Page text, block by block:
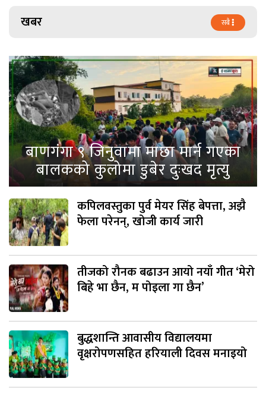
खबर सबै
बाणगंगा ९ जिनुवामा माछा मार्न गएका
बालकको कुलोमा डुबेर दुःखद मृत्यु
कपिलवस्तुका पुर्व मेयर सिंह बेपत्ता, अझै
फेला परेनन्, खोजी कार्य जारी
तीजको रौनक बढाउन आयो नयाँ गीत ‘मेरो
बिहे भा छैन, म पोइला गा छैन’
बुद्धशान्ति आवासीय विद्यालयमा
वृक्षरोपणसहित हरियाली दिवस मनाइयो